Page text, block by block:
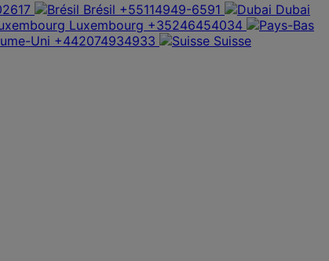
Brésil +55114949-6591
Dubai
Luxembourg +35246454034
Uni +442074934933
Suisse